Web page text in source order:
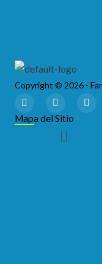
Copyright © 2026 -
F
a
c
e
T
w
i
I
n
Mapa del Sitio
Menú